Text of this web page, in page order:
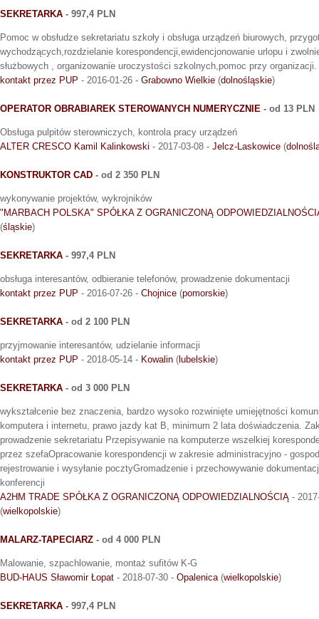
SEKRETARKA - 997,4 PLN
Pomoc w obsłudze sekretariatu szkoły i obsługa urządzeń biurowych,
wychodzących,rozdzielanie korespondencji,ewidencjonowanie urlopu i
służbowych , organizowanie uroczystości szkolnych,pomoc przy organizacji.
kontakt przez PUP - 2016-01-26 - Grabowno Wielkie (dolnośląskie)
OPERATOR OBRABIAREK STEROWANYCH NUMERYCZNIE - od 13 PLN
Obsługa pulpitów sterowniczych, kontrola pracy urządzeń
ALTER CRESCO Kamil Kalinkowski - 2017-03-08 - Jelcz-Laskowice (
KONSTRUKTOR CAD - od 2 350 PLN
wykonywanie projektów, wykrojników
"MARBACH POLSKA" SPÓŁKA Z OGRANICZONĄ
(śląskie)
SEKRETARKA - 997,4 PLN
obsługa interesantów, odbieranie telefonów, prowadzenie dokumentacji
kontakt przez PUP - 2016-07-26 - Chojnice (pomorskie)
SEKRETARKA - od 2 100 PLN
przyjmowanie interesantów, udzielanie informacji
kontakt przez PUP - 2018-05-14 - Kowalin ( lubelskie)
SEKRETARKA - od 3 000 PLN
wykształcenie bez znaczenia, bardzo wysoko rozwinięte umiejętności
komputera i internetu, prawo jazdy kat B, minimum 2 lata doświadczenia.
prowadzenie sekretariatu Przepisywanie na komputerze wszelkiej
przez szefaOpracowanie korespondencji w zakresie administracyjno -
rejestrowanie i wysyłanie pocztyGromadzenie i przechowywanie
konferencji
A2HM TRADE SPÓŁKA Z OGRANICZONĄ ODPOWIEDZIALNOŚCIĄ -
(wielkopolskie)
MALARZ-TAPECIARZ - od 4 000 PLN
Malowanie, szpachlowanie, montaż sufitów K-G
BUD-HAUS Sławomir Łopat - 2018-07-30 - Opalenica(wielkopolskie)
SEKRETARKA - 997,4 PLN